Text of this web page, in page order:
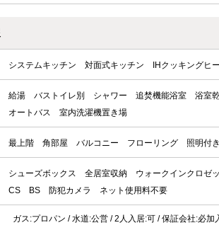
システムキッチン 対面式キッチン IHクッキングヒ
給湯 バストイレ別 シャワー 追焚機能浴室 浴室
オートバス
室内洗濯機置き場
最上階 角部屋 バルコニー フローリング 照明付き
シューズボックス 全居室収納 ウォークインクロゼ
CS
BS 防犯カメラ ネット使用料不要
ガス:プロパン / 水道:公営 / 2人入居:可 / 保証会社:必加